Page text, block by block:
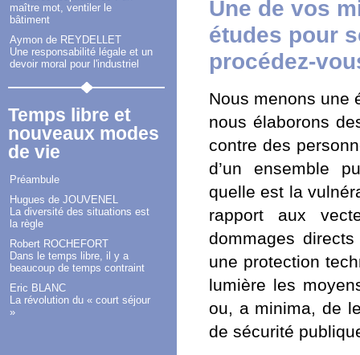
maître mot, ventiler le
bâtiment
Aymon de REYDELLET
Une responsabilité légale et un
devoir moral pour l'industriel
Temps libre et
nouveaux modes
de vie
Préambule
Hugues de JOUVENEL
La diversité des situations est
la règle
Robert ROCHEFORT
Dans le temps libre, il y a
beaucoup de temps contraint
Eric BLANC
La révolution du « court séjour
»
Une de vos
études pour
procédez-
Nous menons une
nous élaborons
contre des
d’un ensemble
quelle est la
rapport aux
dommages
une protection
lumière les
ou, a minima, de
de sécurité